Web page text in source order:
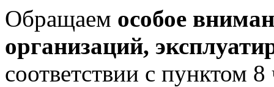
Обращаем особое
организаций,
соответствии с пунктом 8